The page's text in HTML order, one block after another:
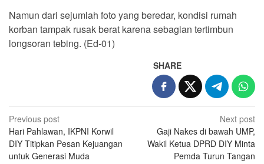
Namun dari sejumlah foto yang beredar, kondisi rumah
korban tampak rusak berat karena sebagian tertimbun
longsoran tebing. (Ed-01)
SHARE
Post
navigation
Previous post
Hari Pahlawan, IKPNI Korwil
DIY Titipkan Pesan Kejuangan
untuk Generasi Muda
Next post
Gaji Nakes di bawah UMP,
Wakil Ketua DPRD DIY Minta
Pemda Turun Tangan